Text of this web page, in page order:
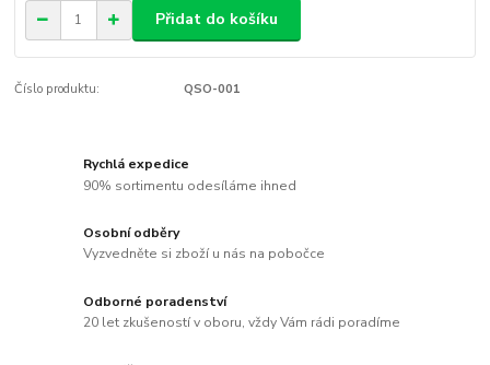
Přidat do košíku
Číslo produktu: QSO-001
Rychlá expedice
90% sortimentu odesíláme ihned
Osobní odběry
Vyzvedněte si zboží u nás na pobočce
Odborné poradenství
20 let zkušeností v oboru, vždy Vám rádi poradíme